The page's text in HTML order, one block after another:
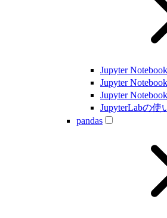
Jupyter
Jupyter
Jupyter
JupyterLabの使
pandas